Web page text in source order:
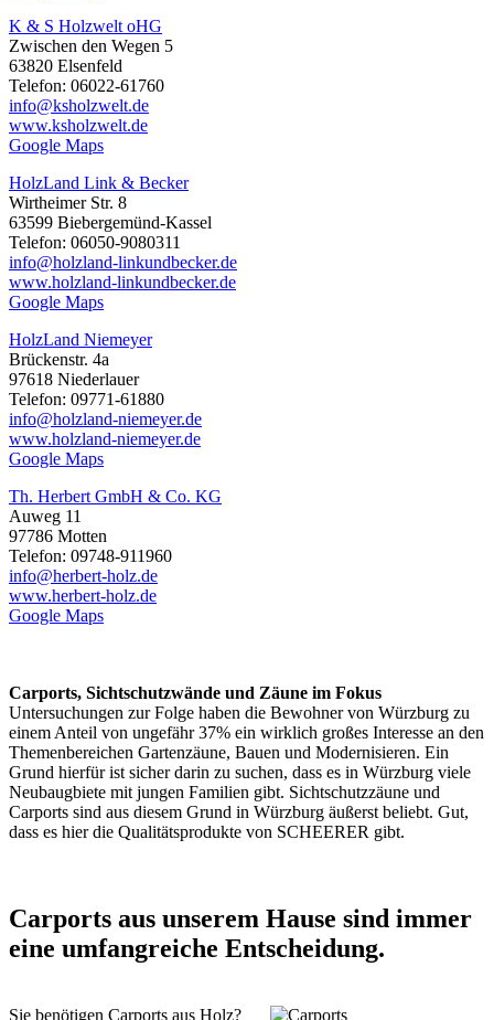
K & S Holzwelt oHG
Zwischen den Wegen 5
63820 Elsenfeld
Telefon: 06022-61760
info@ksholzwelt.de
www.ksholzwelt.de
Google Maps
HolzLand Link & Becker
Wirtheimer Str. 8
63599 Biebergemünd-Kassel
Telefon: 06050-9080311
info@holzland-linkundbecker.de
www.holzland-linkundbecker.de
Google Maps
HolzLand Niemeyer
Brückenstr. 4a
97618 Niederlauer
Telefon: 09771-61880
info@holzland-niemeyer.de
www.holzland-niemeyer.de
Google Maps
Th. Herbert GmbH & Co. KG
Auweg 11
97786 Motten
Telefon: 09748-911960
info@herbert-holz.de
www.herbert-holz.de
Google Maps
Carports, Sichtschutzwände und Zäune im Fokus
Untersuchungen zur Folge haben die Bewohner von Würzburg zu
einem Anteil von ungefähr 37% ein wirklich großes Interesse an den
Themenbereichen Gartenzäune, Bauen und Modernisieren. Ein
Grund hierfür ist sicher darin zu suchen, dass es in Würzburg viele
Neubaugbiete mit jungen Familien gibt. Sichtschutzzäune und
Carports sind aus diesem Grund in Würzburg äußerst beliebt. Gut,
dass es hier die Qualitätsprodukte von SCHEERER gibt.
Carports aus unserem Hause sind immer
eine umfangreiche Entscheidung.
Sie benötigen Carports aus Holz?